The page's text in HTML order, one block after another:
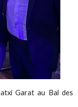
Garat au Bal des